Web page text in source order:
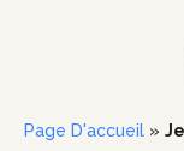
Page D'accueil »